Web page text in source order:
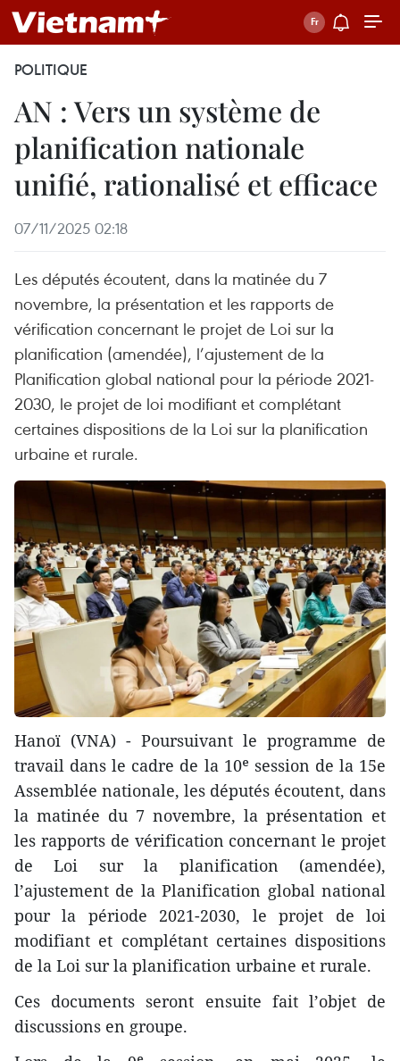
POLITIQUE
AN : Vers un système de
planification nationale
unifié, rationalisé et efficace
07/11/2025 02:18
Les députés écoutent, dans la matinée du 7
novembre, la présentation et les rapports de
vérification concernant le projet de Loi sur la
planification (amendée), l’ajustement de la
Planification global national pour la période 2021-
2030, le projet de loi modifiant et complétant
certaines dispositions de la Loi sur la planification
urbaine et rurale.
Hanoï (VNA) - Poursuivant le programme de
travail dans le cadre de la 10ᵉ session de la 15e
Assemblée nationale, les députés écoutent, dans
la matinée du 7 novembre, la présentation et
les rapports de vérification concernant le projet
de Loi sur la planification (amendée),
l’ajustement de la Planification global national
pour la période 2021-2030, le projet de loi
modifiant et complétant certaines dispositions
de la Loi sur la planification urbaine et rurale.
Ces documents seront ensuite fait l’objet de
discussions en groupe.